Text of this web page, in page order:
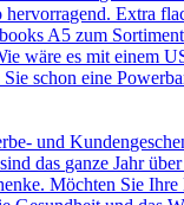
Extra
A5 zum
wäre es mit einem
schon eine
und
das ganze Jahr
Möchten Sie